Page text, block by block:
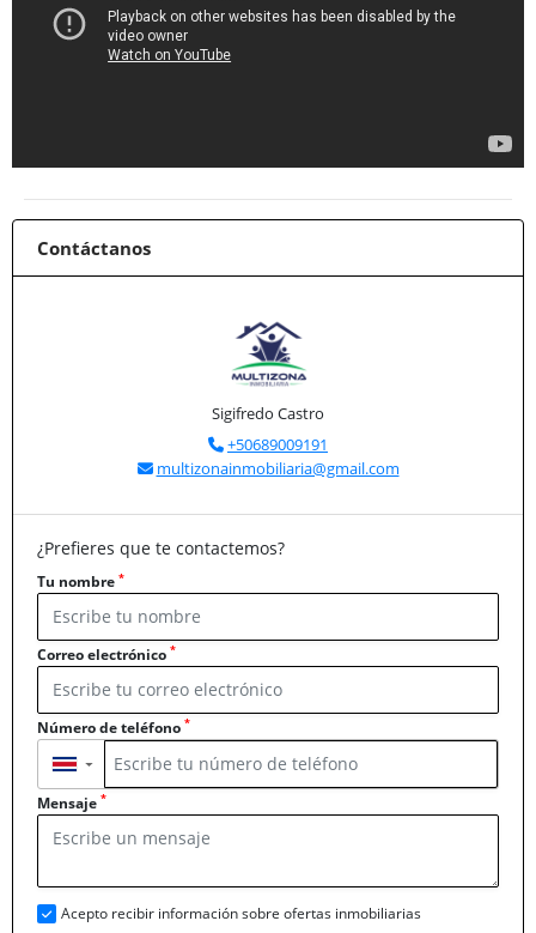
Contáctanos
Sigifredo Castro
+50689009191
multizonainmobiliaria@gmail.com
¿Prefieres que te contactemos?
Tu nombre *
Correo electrónico *
Número de teléfono *
▼
Mensaje *
Acepto recibir información sobre ofertas inmobiliarias